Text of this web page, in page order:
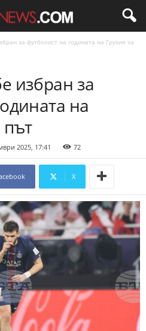
за футболист на годината на Грузия за
избран за
на
път
2025, 17:41 72
X